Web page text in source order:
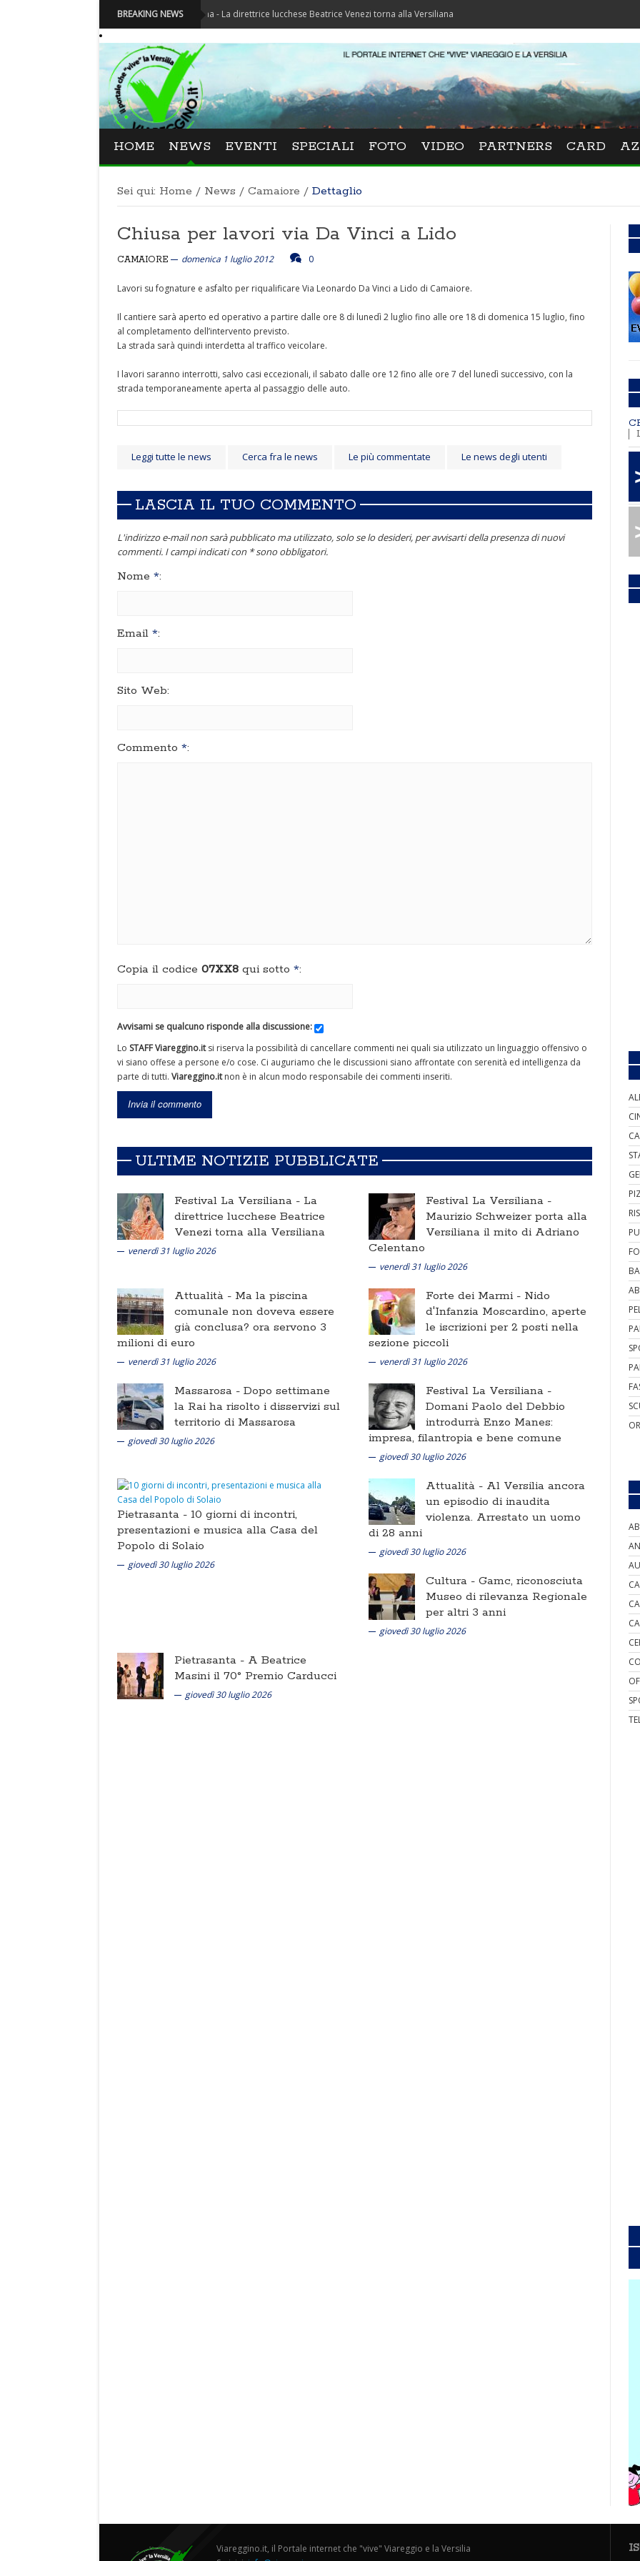
BREAKING NEWS
Festival La Versiliana - La direttrice lucchese Beatrice Venezi torna alla Versiliana
HOME NEWS EVENTI SPECIALI FOTO VIDEO PARTNERS CARD
Sei qui: Home / News / Camaiore / Dettaglio
Chiusa per lavori via Da Vinci a Lido
CAMAIORE domenica 1 luglio 2012 0
Lavori su fognature e asfalto per riqualificare Via Leonardo Da Vinci a Lido di Camaiore.
Il cantiere sarà aperto ed operativo a partire dalle ore 8 di lunedì 2 luglio fino alle ore 18 di domenica 15 luglio, fino
al completamento dell’intervento previsto.
La strada sarà quindi interdetta al traffico veicolare.
I lavori saranno interrotti, salvo casi eccezionali, il sabato dalle ore 12 fino alle ore 7 del lunedì successivo, con la
strada temporaneamente aperta al passaggio delle auto.
Leggi tutte le news Cerca fra le news Le più commentate Le news degli utenti
LASCIA IL TUO COMMENTO
L'indirizzo e-mail non sarà pubblicato ma utilizzato, solo se lo desideri, per avvisarti della presenza di nuovi
commenti. I campi indicati con * sono obbligatori.
Nome *:
Email *:
Sito Web:
Commento *:
Copia il codice 07XX8 qui sotto *:
Avvisami se qualcuno risponde alla discussione:
Lo STAFF Viareggino.itsi riserva la possibilità di cancellare commenti nei quali sia utilizzato un linguaggio offensivo o
vi siano offese a persone e/o cose. Ci auguriamo che le discussioni siano affrontate con serenità ed intelligenza da
parte di tutti. Viareggino.itnon è in alcun modo responsabile dei commenti inseriti.
ULTIME NOTIZIE PUBBLICATE
Festival La Versiliana - La
direttrice lucchese Beatrice
Venezi torna alla Versiliana
venerdì 31 luglio 2026
Festival La Versiliana -
Maurizio Schweizer porta alla
Versiliana il mito di Adriano
Celentano
venerdì 31 luglio 2026
Attualità - Ma la piscina
comunale non doveva essere
già conclusa? ora servono 3
milioni di euro
venerdì 31 luglio 2026
Forte dei Marmi - Nido
d'Infanzia Moscardino, aperte
le iscrizioni per 2 posti nella
sezione piccoli
venerdì 31 luglio 2026
Massarosa - Dopo settimane
la Rai ha risolto i disservizi sul
territorio di Massarosa
giovedì 30 luglio 2026
Festival La Versiliana -
Domani Paolo del Debbio
introdurrà Enzo Manes:
impresa, filantropia e bene comune
giovedì 30 luglio 2026
Pietrasanta - 10 giorni di incontri,
presentazioni e musica alla Casa del
Popolo di Solaio
giovedì 30 luglio 2026
Attualità - Al Versilia ancora
un episodio di inaudita
violenza. Arrestato un uomo
di 28 anni
giovedì 30 luglio 2026
Cultura - Gamc, riconosciuta
Museo di rilevanza Regionale
per altri 3 anni
giovedì 30 luglio 2026
Pietrasanta - A Beatrice
Masini il 70° Premio Carducci
giovedì 30 luglio 2026
Viareggino.it, il Portale internet che "vive" Viareggio e la Versilia